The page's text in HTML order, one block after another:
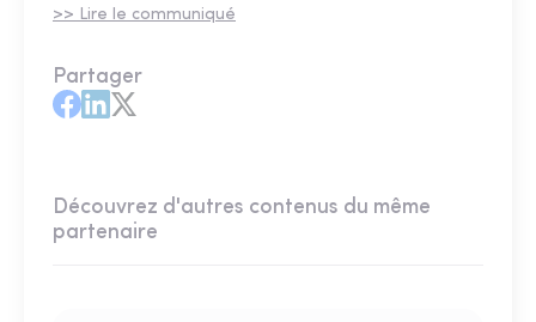
>> Lire le communiqué
Partager
Découvrez d'autres contenus du même
partenaire